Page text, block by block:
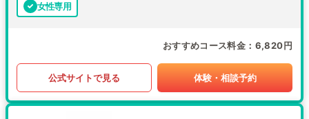
女性専用
おすすめコース料金 6,820円
公式サイトで見る 体験・相談予約